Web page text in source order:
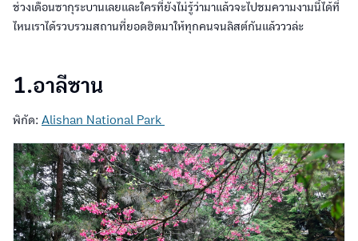
ช่วงเดือนซากุระบานเลยและใครที่ยังไม่รู้ว่ามาแล้วจะไปชมความงามนี้ได้ที่
ไหนเราได้รวบรวมสถานที่ยอดฮิตมาให้ทุกคนจนลิสต์กันแล้วววล่ะ
1.อาลีซาน
พิกัด: Alishan National Park